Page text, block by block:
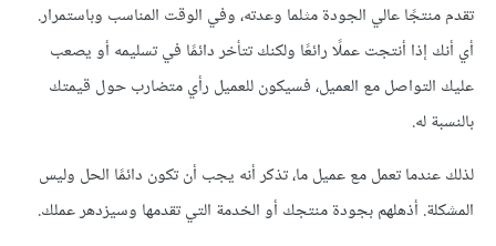
تقدم منتجًا عالي الجودة مثلما وعدته، وفي الوقت المناسب وباستمرار.
أي أنك إذا أنتجت عملًا رائعًا ولكنك تتأخر دائمًا في تسليمه أو يصعب
عليك التواصل مع العميل، فسيكون للعميل رأي متضارب حول قيمتك
بالنسبة له.
لذلك عندما تعمل مع عميل ما، تذكر أنه يجب أن تكون دائمًا الحل وليس
المشكلة. أذهلهم بجودة منتجك أو الخدمة التي تقدمها وسيزدهر عملك.